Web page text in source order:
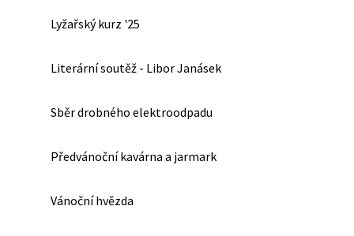
Lyžařský kurz '25
Literární soutěž - Libor Janásek
Sběr drobného elektroodpadu
Předvánoční kavárna a jarmark
Vánoční hvězda